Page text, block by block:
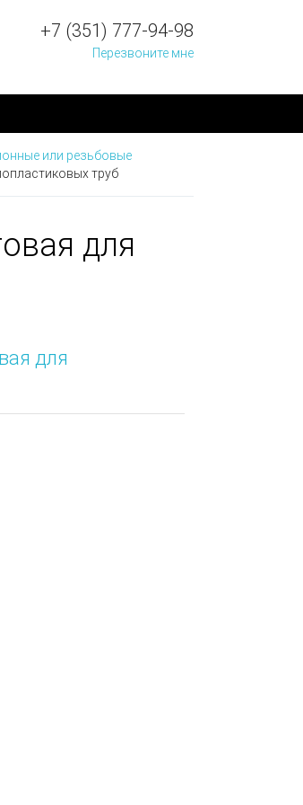
+7 (351) 777-94-98
Перезвоните мне
или резьбовые
труб
для
для